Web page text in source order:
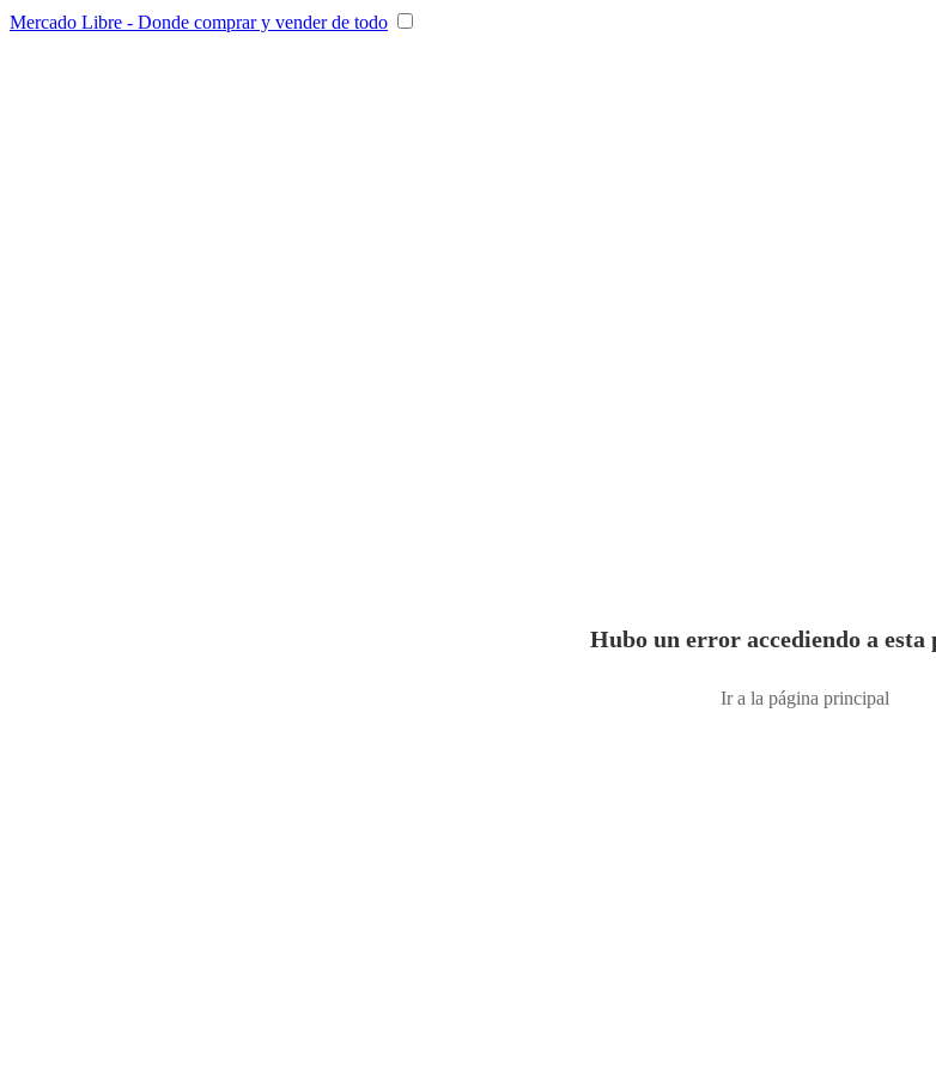
Mercado Libre - Donde comprar y vender de todo
Hubo un error accediendo a esta
Ir a la página principal